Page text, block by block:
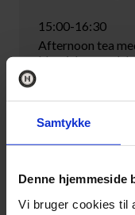
Samtykke
Denne hjemmeside
Vi bruger cookies til
15:00-16:30
Afternoon tea
klassiske
værelset
Before dinner